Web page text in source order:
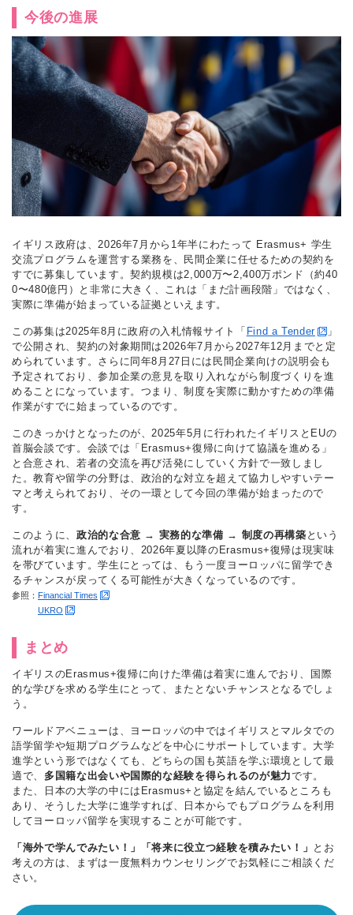
今後の進展
イギリス政府は、2026年7月から1年半にわたって Erasmus+ 学生
交流プログラムを運営する業務を、民間企業に任せるための契約を
すでに募集しています。契約規模は2,000万〜2,400万ポンド（約40
0〜480億円）と非常に大きく、これは「まだ計画段階」ではなく、
実際に準備が始まっている証拠といえます。
この募集は2025年8月に政府の入札情報サイト「 Find a Tender
」
で公開され、契約の対象期間は2026年7月から2027年12月までと定
められています。さらに同年8月27日には民間企業向けの説明会も
予定されており、参加企業の意見を取り入れながら制度づくりを進
めることになっています。つまり、制度を実際に動かすための準備
作業がすでに始まっているのです。
このきっかけとなったのが、2025年5月に行われたイギリスとEUの
首脳会談です。会談では「Erasmus+復帰に向けて協議を進める」
と合意され、若者の交流を再び活発にしていく方針で一致しまし
た。教育や留学の分野は、政治的な対立を超えて協力しやすいテー
マと考えられており、その一環として今回の準備が始まったので
す。
このように、 政治的な合意 → 実務的な準備 → 制度の再構築 という
流れが着実に進んでおり、2026年夏以降のErasmus+復帰は現実味
を帯びています。学生にとっては、もう一度ヨーロッパに留学でき
るチャンスが戻ってくる可能性が大きくなっているのです。
参照： Financial Times
UKRO
まとめ
イギリスのErasmus+復帰に向けた準備は着実に進んでおり、国際
的な学びを求める学生にとって、またとないチャンスとなるでしょ
う。
ワールドアベニューは、ヨーロッパの中ではイギリスとマルタでの
語学留学や短期プログラムなどを中心にサポートしています。大学
進学という形ではなくても、どちらの国も英語を学ぶ環境として最
適で、 多国籍な出会いや国際的な経験を得られるのが魅力です。
また、日本の大学の中にはErasmus+と協定を結んでいるところも
あり、そうした大学に進学すれば、日本からでもプログラムを利用
してヨーロッパ留学を実現することが可能です。
「海外で学んでみたい！」「将来に役立つ経験を積みたい！」 とお
考えの方は、まずは一度無料カウンセリングでお気軽にご相談くだ
さい。